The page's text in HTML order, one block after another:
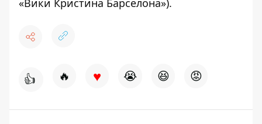
«Вики Кристина Барселона»).
👍 🔥 ♥ 😭 😆 😡